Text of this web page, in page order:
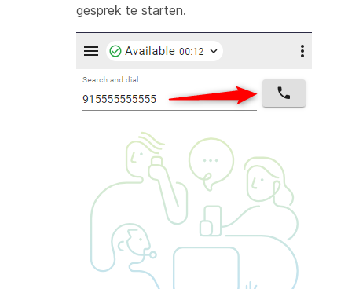
gesprek te starten.